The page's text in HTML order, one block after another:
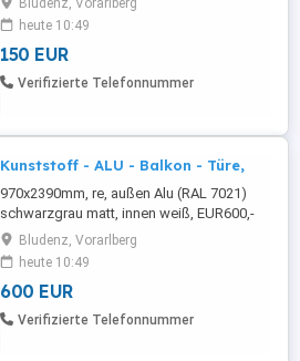
Abholung, Nr. P18/20 Tel-Nr. +43 650 22 10
419
Bludenz, Vorarlberg
heute 10:49
150 EUR
Verifizierte Telefonnummer
Kunststoff - ALU - Balkon - Türe,
970x2390mm, re, außen Alu (RAL 7021)
schwarzgrau matt, innen weiß, EUR600,-
Selbstabholung, Barzahlung bei
Abholung, Nr. P64/22 Tel-Nr. +43 650 22 10
419
Bludenz, Vorarlberg
heute 10:49
600 EUR
Verifizierte Telefonnummer